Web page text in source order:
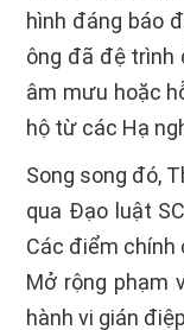
hình đáng báo
ông đã đệ trình
âm mưu hoặc
hộ từ các Hạ
Song song đó,
qua Đạo luật
Các điểm chính
Mở rộng phạm
hành vi gián